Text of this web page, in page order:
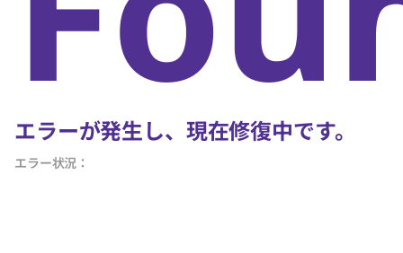
エラーが発生し、現在修復中です。
エラー状況：